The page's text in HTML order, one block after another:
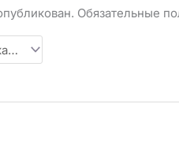
Обязательные